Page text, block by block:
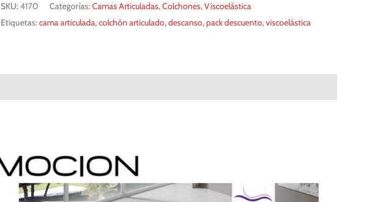
SKU:4170 Categorías:Camas Articuladas,Colchones,Viscoelástica
Etiquetas:cama articulada,colchón articulado,descanso,pack descuento,viscoelástica